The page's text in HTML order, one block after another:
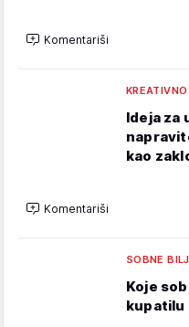
Komentariši
Ideja za
kao
Komentariši
SOBNE
Koje
kupatilu